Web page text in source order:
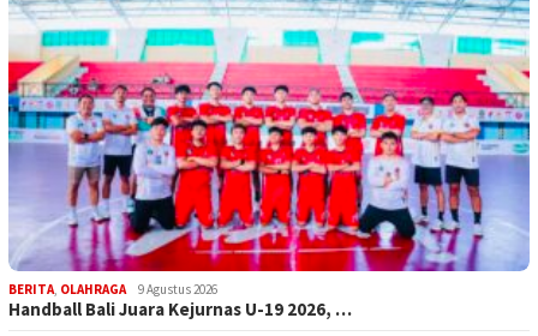
BERITA, OLAHRAGA 9 Agustus 2026
Handball Bali Juara Kejurnas U-19 2026, …